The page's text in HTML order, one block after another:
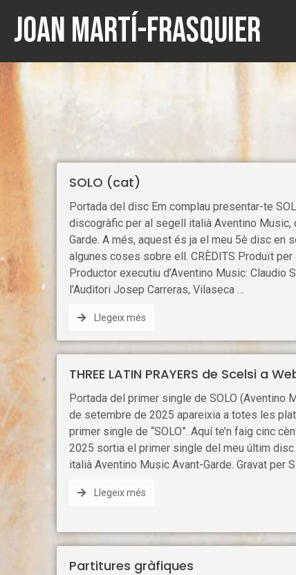
Joan Martí-Frasquier
SOLO (cat)
Portada del disc Em complau presentar-te
discogràfic per al segell italià Aventino Music,
Garde. A més, aquest és ja el meu 5è disc en
algunes coses sobre ell. CRÈDITS Produït
Productor executiu d’Aventino Music: Claudio
l’Auditori Josep Carreras, Vilaseca …
Llegeix més
THREE LATIN PRAYERS de Scelsi a
Portada del primer single de SOLO (Aventino
de setembre de 2025 apareixia a totes les
primer single de “SOLO”. Aquí te’n faig cinc
2025 sortia el primer single del meu últim disc
italià Aventino Music Avant-Garde. Gravat per
Llegeix més
Partitures gràfiques